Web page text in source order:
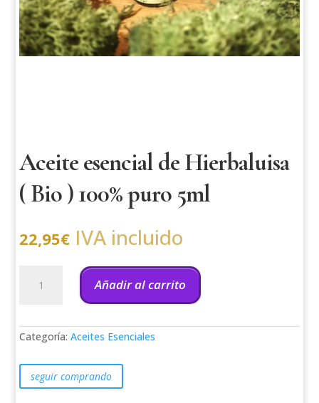
Aceite esencial de Hierbaluisa
( Bio ) 100% puro 5ml
22,95€ IVA incluido
esencial
Bio
)
puro
5ml
cantidad
Añadir al carrito
Categoría:Aceites Esenciales
seguir comprando